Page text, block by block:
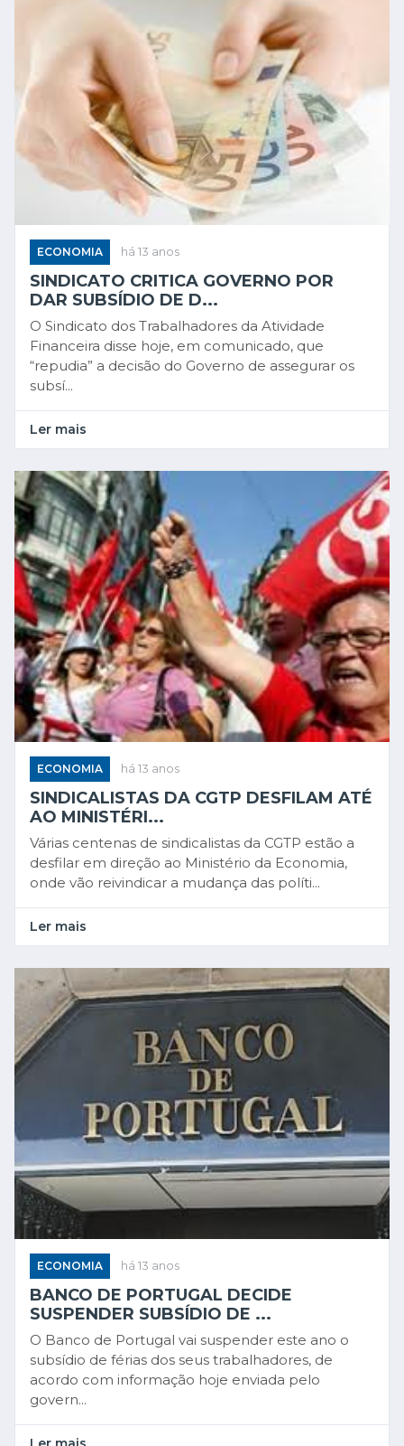
ECONOMIA há 13 anos
SINDICATO CRITICA GOVERNO POR
DAR SUBSÍDIO DE D...
O Sindicato dos Trabalhadores da Atividade
Financeira disse hoje, em comunicado, que
“repudia” a decisão do Governo de assegurar os
subsí...
Ler mais
ECONOMIA há 13 anos
SINDICALISTAS DA CGTP DESFILAM ATÉ
AO MINISTÉRI...
Várias centenas de sindicalistas da CGTP estão a
desfilar em direção ao Ministério da Economia,
onde vão reivindicar a mudança das políti...
Ler mais
ECONOMIA há 13 anos
BANCO DE PORTUGAL DECIDE
SUSPENDER SUBSÍDIO DE ...
O Banco de Portugal vai suspender este ano o
subsídio de férias dos seus trabalhadores, de
acordo com informação hoje enviada pelo
govern...